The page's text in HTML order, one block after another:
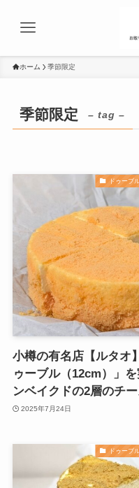
ホーム 季節限定
季節限定 – tag –
ドゥーブ
小樽の有名店【ルタオ
ゥーブル（12cm）」
ンベイクドの2層のチ
2025年7月24日
ドゥーブ